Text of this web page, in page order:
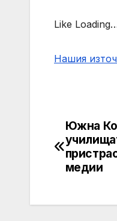
Like
Нашия
Post
Южна
медии